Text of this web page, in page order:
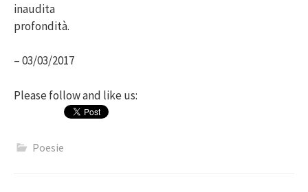
inaudita
profondità.
– 03/03/2017
Please follow and like us:
Poesie